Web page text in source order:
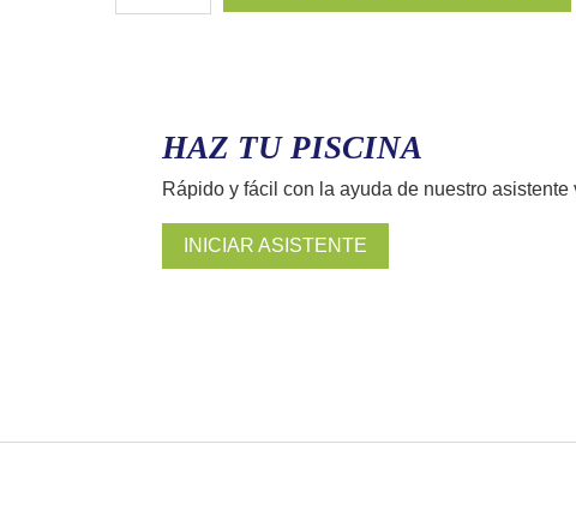
HAZ TU PISCINA
Rápido y fácil con la ayuda de nuestro asistente
INICIAR ASISTENTE